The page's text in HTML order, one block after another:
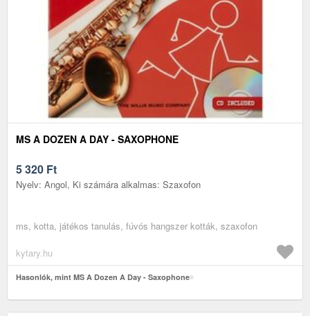
MS A DOZEN A DAY - SAXOPHONE
5 320 Ft
Nyelv: Angol, Ki számára alkalmas: Szaxofon
ms, kotta, játékos tanulás, fúvós hangszer kották, szaxofon
kytary.hu
Hasonlók, mint MS A Dozen A Day - Saxophone